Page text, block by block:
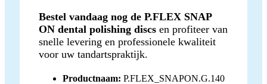
Bestel vandaag nog de P.FLEX SNAP
ON dental polishing discs en profiteer van
snelle levering en professionele kwaliteit
voor uw tandartspraktijk.
Productnaam: P.FLEX_SNAPON.G.140